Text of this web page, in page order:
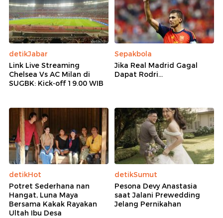
detikJabar
Link Live Streaming
Chelsea Vs AC Milan di
SUGBK: Kick-off 19.00 WIB
Sepakbola
Jika Real Madrid Gagal
Dapat Rodri...
detikHot
Potret Sederhana nan
Hangat, Luna Maya
Bersama Kakak Rayakan
Ultah Ibu Desa
detikSumut
Pesona Devy Anastasia
saat Jalani Prewedding
Jelang Pernikahan